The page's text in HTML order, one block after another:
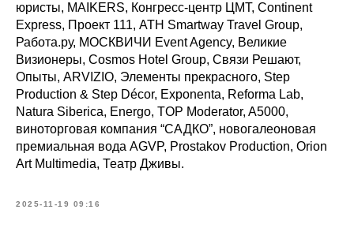
юристы, MAIKERS, Конгресс-центр ЦМТ, Continent
Express, Проект 111, ATH Smartway Travel Group,
Работа.ру, МОСКВИЧИ Event Agency, Великие
Визионеры, Cosmos Hotel Group, Связи Решают,
Опыты, ARVIZIO, Элементы прекрасного, Step
Production & Step Décor, Exponenta, Reforma Lab,
Natura Siberica, Energo, TOP Moderator, A5000,
виноторговая компания “САДКО”, новогалеоновая
премиальная вода AGVP, Prostakov Production, Orion
Art Multimedia, Театр Дживы.
2025-11-19 09:16